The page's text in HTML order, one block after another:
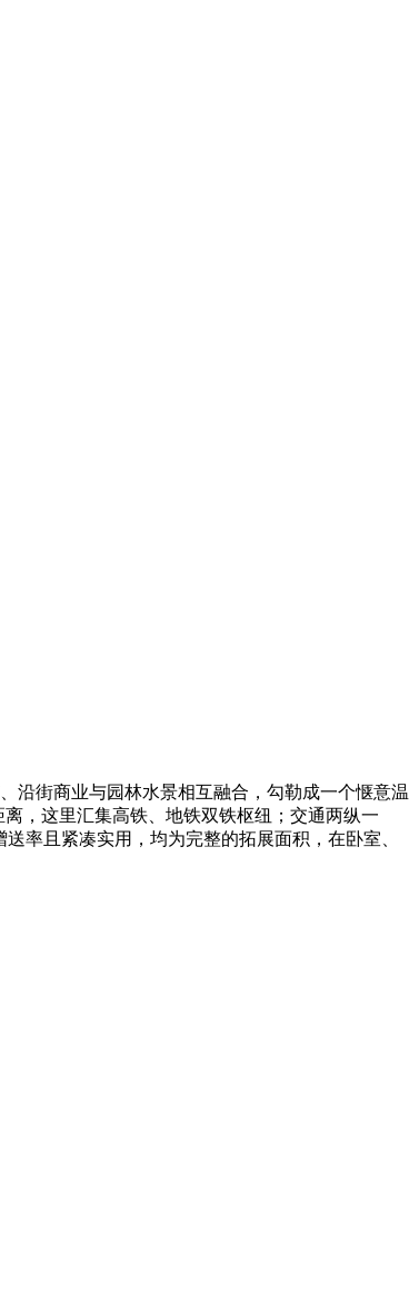
沿街商业与园林水景相互融合，勾勒成一个惬意温
，这里汇集高铁、地铁双铁枢纽；交通两纵一
率且紧凑实用，均为完整的拓展面积，在卧室、